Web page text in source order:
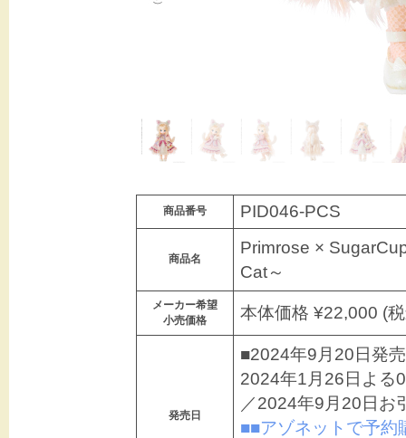
商品番号 PID046-PCS
商品名
Primrose ×
Cat～
メーカー希望
小売価格
本体価格 ¥22,000 (
発売日
■2024年9月20日発
2024年1月26日よる
／2024年9月20日お
■■アゾネットで予約